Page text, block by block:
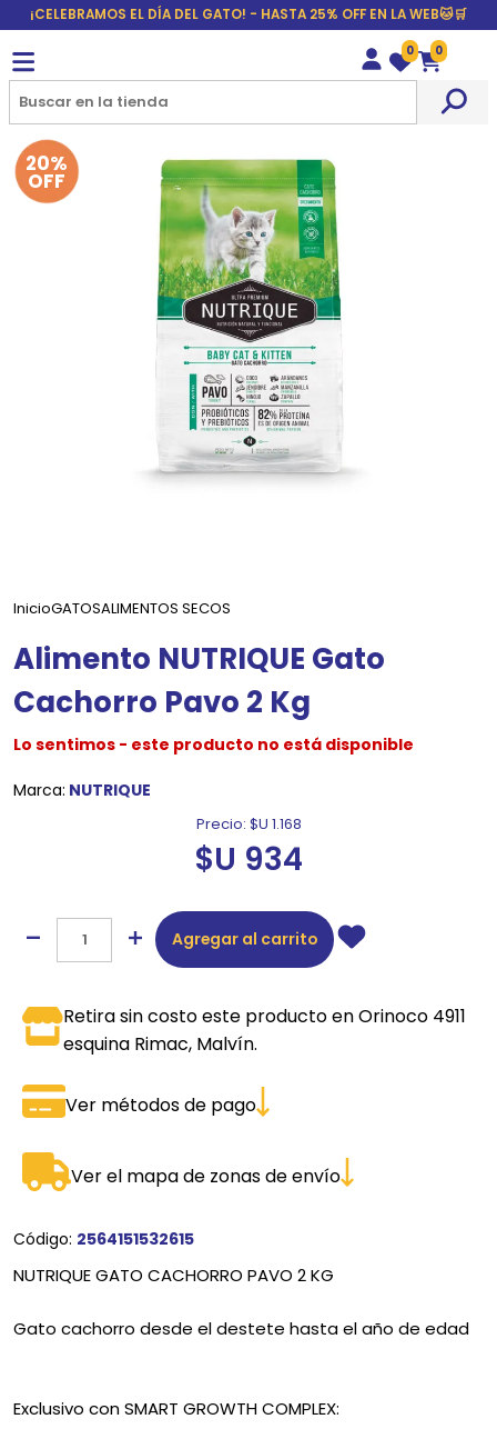
¡CELEBRAMOS EL DÍA DEL GATO! - HASTA 25% OFF EN LA WEB🐱🛒
Wishlist
0
Carrito
0
20%
OFF
InicioGATOSALIMENTOS SECOS
Alimento NUTRIQUE Gato
Cachorro Pavo 2 Kg
Lo sentimos - este producto no está disponible
Marca: NUTRIQUE
Precio: $U 1.168
$U 934
Agregar al carrito
Retira sin costo este producto en Orinoco 4911
esquina Rimac, Malvín.
Ver métodos de pago
Ver el mapa de zonas de envío
Código: 2564151532615
NUTRIQUE GATO CACHORRO PAVO 2 KG
Gato cachorro desde el destete hasta el año de edad
Exclusivo con SMART GROWTH COMPLEX: